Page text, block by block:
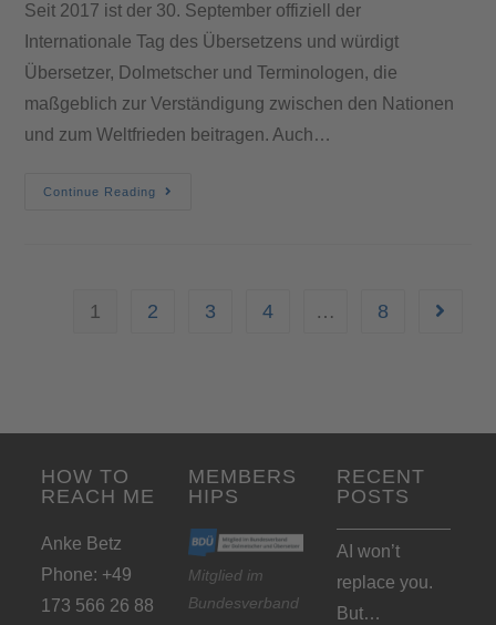
Seit 2017 ist der 30. September offiziell der
Internationale Tag des Übersetzens und würdigt
Übersetzer, Dolmetscher und Terminologen, die
maßgeblich zur Verständigung zwischen den Nationen
und zum Weltfrieden beitragen. Auch…
Continue Reading
1 2 3 4 … 8
HOW TO
REACH ME
Anke Betz
Phone: +49
173 566 26 88
MEMBERS
HIPS
Mitglied im
Bundesverband
RECENT
POSTS
AI won’t
replace you.
But…